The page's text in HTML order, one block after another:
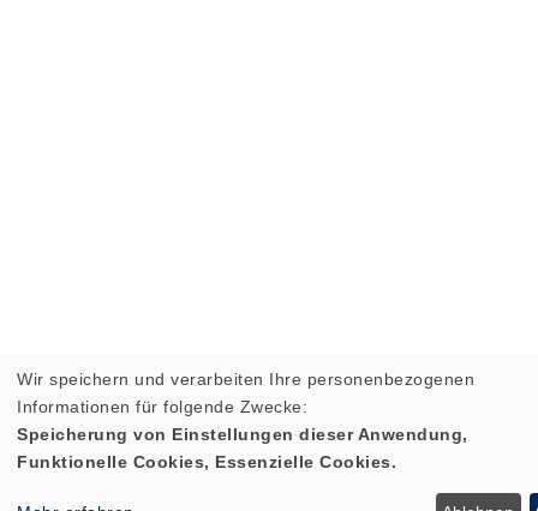
Wir speichern und verarbeiten Ihre personenbezogenen
Informationen für folgende Zwecke:
Speicherung von Einstellungen dieser Anwendung,
Funktionelle Cookies, Essenzielle Cookies.